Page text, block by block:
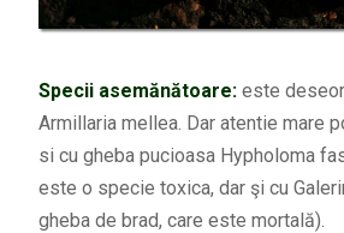
Specii asemănătoare:este
Armillaria mellea. Dar atentie mare
si cu gheba pucioasa Hypholoma
este o specie toxica, dar şi cu
gheba de brad, care este mortală).